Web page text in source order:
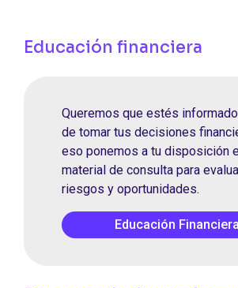
Educación financiera
Queremos que estés
de tomar tus decisiones
eso ponemos a tu disposición
material de consulta para
riesgos y oportunidades.
Educación Financiera